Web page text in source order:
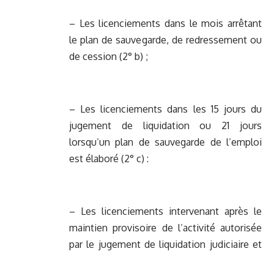
– Les licenciements dans le mois arrêtant
le plan de sauvegarde, de redressement ou
de cession (2° b) ;
– Les licenciements dans les 15 jours du
jugement de liquidation ou 21 jours
lorsqu’un plan de sauvegarde de l’emploi
est élaboré (2° c) :
– Les licenciements intervenant après le
maintien provisoire de l’activité autorisée
par le jugement de liquidation judiciaire et